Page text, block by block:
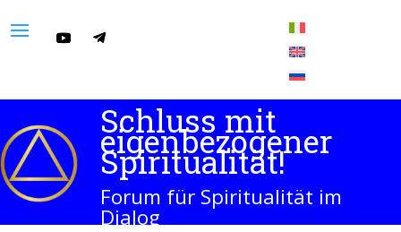
Schluss mit
eigenbezogener
Spiritualität!
Forum für Spiritualität im
Dialog